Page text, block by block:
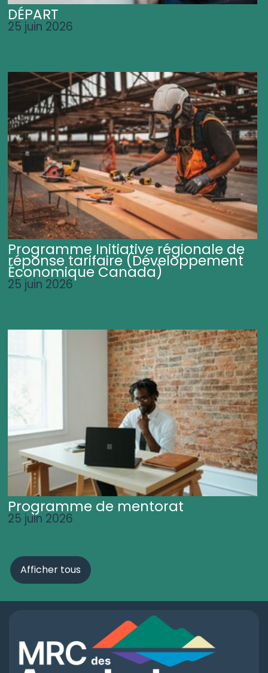
DÉPART
25 juin 2026
Programme Initiative régionale de
réponse tarifaire (Développement
Économique Canada)
25 juin 2026
Programme de mentorat
25 juin 2026
Afficher tous